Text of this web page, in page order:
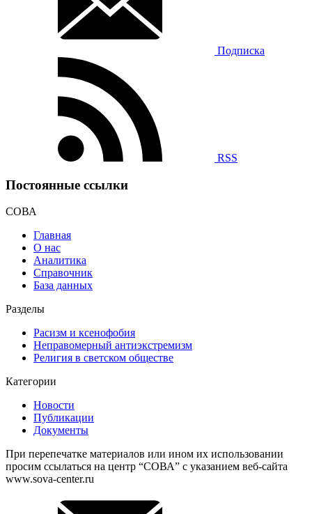
Подписка
RSS
Постоянные ссылки
СОВА
Главная
О нас
Аналитика
Справочник
База данных
Разделы
Расизм и ксенофобия
Неправомерный антиэкстремизм
Религия в светском обществе
Категории
Новости
Публикации
Документы
При перепечатке материалов или ином их использовании
просим ссылаться на центр “СОВА” с указанием веб-сайта
www.sova-center.ru